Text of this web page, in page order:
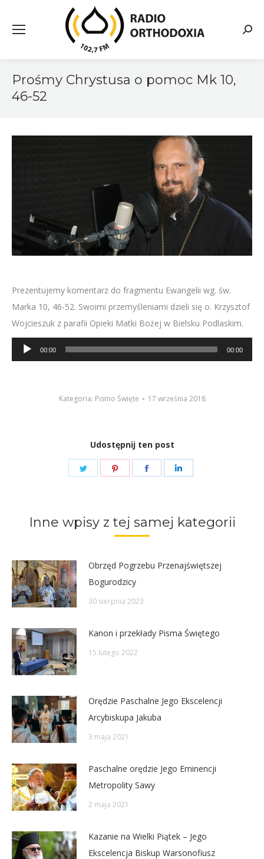
Prośmy Chrystusa o pomoc Mk 10,
46-52
Prezentujemy komentarz do fragmentu Ewangelii wg. św.
Marka 10, 46-52. Swoimi przemyśleniami dzieli się o. Krzysztof
Wojcieszuk z parafii Opieki Matki Bożej w Bielsku Podlaskim.
Odtwarzacz
plików
00:00 00:00
Kategoria: Pismo Święte 17 września 2018
Udostępnij ten post
Share
Share
Share
Inne wpisy z tej samej kategorii
Obrzęd Pogrzebu Przenajświętszej
Bogurodzicy
30 sierpnia 2023
Kanon i przekłady Pisma Świętego
15 lutego 2022
Orędzie Paschalne Jego Ekscelencji
Arcybiskupa Jakuba
3 maja 2021
Paschalne orędzie Jego Eminencji
Metropolity Sawy
2 maja 2021
Kazanie na Wielki Piątek – Jego
Ekscelencja Biskup Warsonofiusz